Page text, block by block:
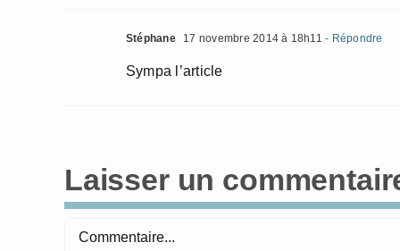
Stéphane 17 novembre 2014 à 18h11 - Répondre
Sympa l’article
Laisser un
Commentaire